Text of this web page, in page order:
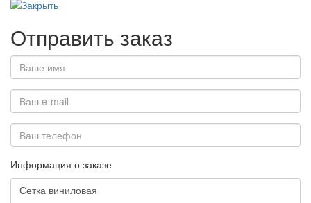
Отправить заказ
Информация о заказе